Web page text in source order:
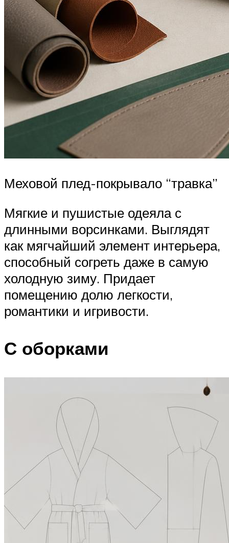
Меховой плед-покрывало “травка”
Мягкие и пушистые одеяла с
длинными ворсинками. Выглядят
как мягчайший элемент интерьера,
способный согреть даже в самую
холодную зиму. Придает
помещению долю легкости,
романтики и игривости.
С оборками